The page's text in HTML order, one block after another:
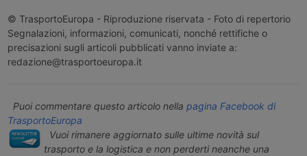
© TrasportoEuropa - Riproduzione riservata - Foto di repertorio
Segnalazioni, informazioni, comunicati, nonché rettifiche o
precisazioni sugli articoli pubblicati vanno inviate a:
redazione@trasportoeuropa.it
Puoi commentare questo articolo nella pagina Facebook di
TrasportoEuropa
Vuoi rimanere aggiornato sulle ultime novità sul
trasporto e la logistica e non perderti neanche una